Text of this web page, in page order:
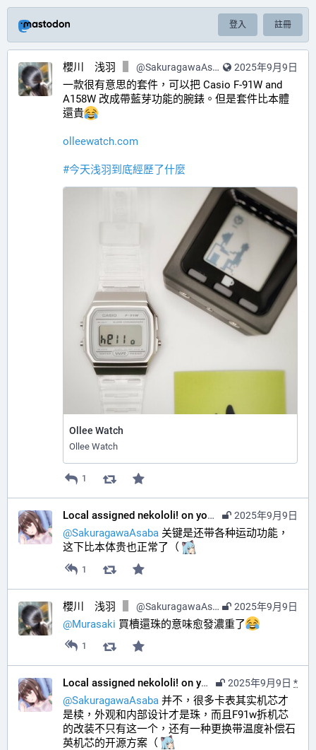
登入 註冊
2025年9月9日
櫻川 浅羽 @SakuragawaAsaba@hub.sakuragawa.moe
一款很有意思的套件，可以把 Casio F-91W and
A158W 改成帶藍芽功能的腕錶。但是套件比本體
還貴
olleewatch.com
#今天浅羽到底經歷了什麼
Ollee Watch
Ollee Watch
1
2025年9月9日
Local assigned nekololi! on your timeline :nacholook:
@SakuragawaAsaba 关键是还带各种运动功能，
这下比本体贵也正常了（
1
2025年9月9日
櫻川 浅羽 @SakuragawaAsaba@hub.sakuragawa.moe
@Murasaki 買櫝還珠的意味愈發濃重了
1
2025年9月9日 *
Local assigned nekololi! on your timeline :nacholook:
@SakuragawaAsaba 并不，很多卡表其实机芯才
是椟，外观和内部设计才是珠，而且F91w拆机芯
的改装不只有这一个，还有一种更换带温度补偿石
英机芯的开源方案（